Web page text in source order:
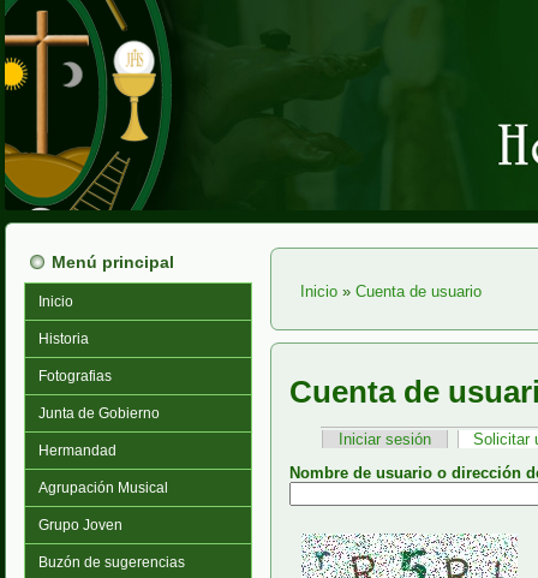
Menú principal
Inicio
Historia
Fotografias
Junta de Gobierno
Hermandad
Agrupación Musical
Grupo Joven
Buzón de sugerencias
Inicio »Cuenta de usuario
Cuenta de
Solapas principales
Iniciar sesión
Solicitar
Nombre de usuario o dirección